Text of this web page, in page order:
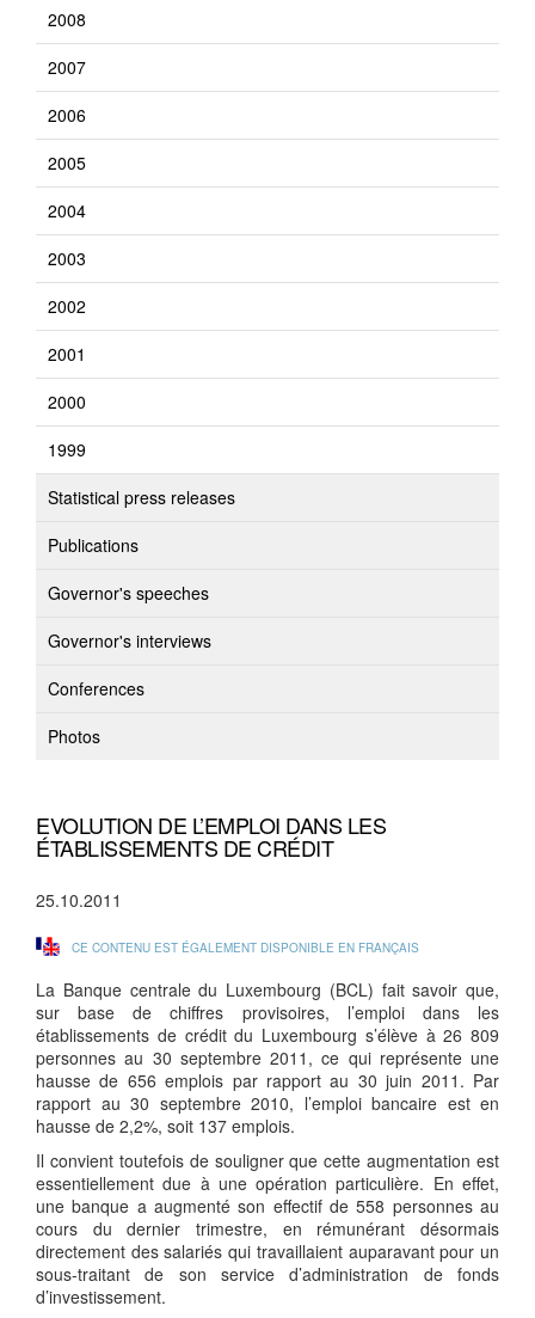
2008
2007
2006
2005
2004
2003
2002
2001
2000
1999
Statistical press releases
Publications
Governor's speeches
Governor's interviews
Conferences
Photos
EVOLUTION DE L’EMPLOI DANS LES
ÉTABLISSEMENTS DE CRÉDIT
25.10.2011
CE CONTENU EST ÉGALEMENT DISPONIBLE EN FRANÇAIS
La Banque centrale du Luxembourg (BCL) fait savoir que,
sur base de chiffres provisoires, l’emploi dans les
établissements de crédit du Luxembourg s’élève à 26 809
personnes au 30 septembre 2011, ce qui représente une
hausse de 656 emplois par rapport au 30 juin 2011. Par
rapport au 30 septembre 2010, l’emploi bancaire est en
hausse de 2,2%, soit 137 emplois.
Il convient toutefois de souligner que cette augmentation est
essentiellement due à une opération particulière. En effet,
une banque a augmenté son effectif de 558 personnes au
cours du dernier trimestre, en rémunérant désormais
directement des salariés qui travaillaient auparavant pour un
sous-traitant de son service d’administration de fonds
d’investissement.